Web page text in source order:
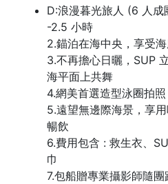
D:浪漫暮光旅人 (6 人成
-2.5 小時
2.錨泊在海中央，享受
3.不再擔心日曬，SUP
海平面上共舞
4.網美首選造型泳圈拍
5.遠望無邊際海景，享
暢飲
6.費用包含 : 救生衣、
巾
7.包船贈專業攝影師隨團